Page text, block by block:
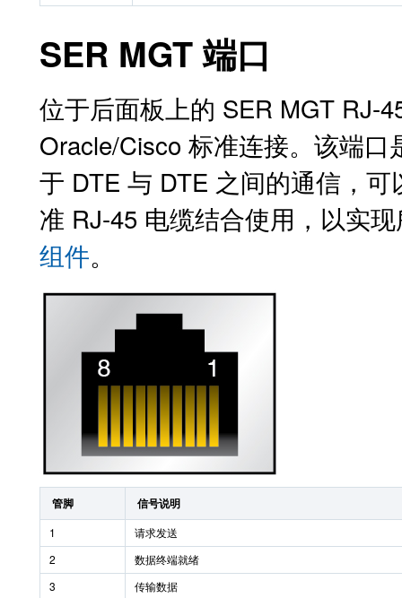
SER MGT 端口
位于后面板上的 SER MGT RJ-
Oracle/Cisco 标准连接。该端
于 DTE 与 DTE 之间的通信，
准 RJ-45 电缆结合使用，以实
组件。
管脚 信号说明
1
请求发送
2
数据终端就绪
3
传输数据